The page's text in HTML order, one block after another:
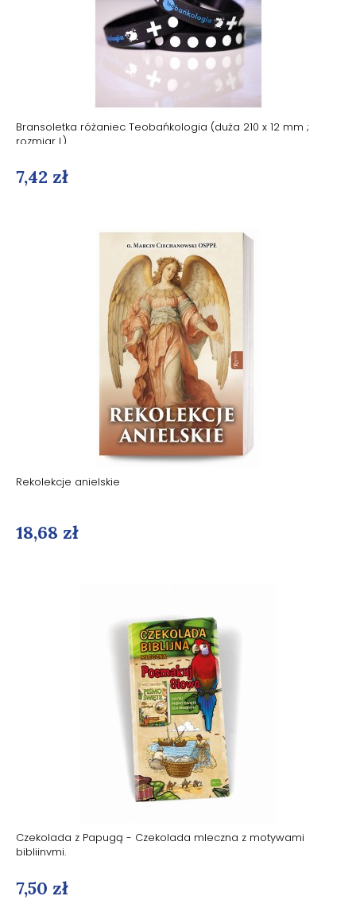
Bransoletka różaniec Teobańkologia (duża 210 x 12 mm ;
rozmiar L)
7,42 zł
Rekolekcje anielskie
18,68 zł
Czekolada z Papugą - Czekolada mleczna z motywami
biblijnymi.
7,50 zł